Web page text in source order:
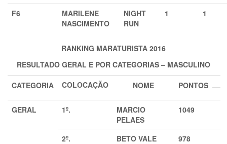
F6
MARILENE
NASCIMENTO
NIGHT
RUN
1 1
RANKING MARATURISTA 2016
RESULTADO GERAL E POR CATEGORIAS – MASCULINO
CATEGORIA COLOCAÇÃO NOME PONTOS
GERAL 1º.
MARCIO
PELAES
1049
2º. BETO VALE
978